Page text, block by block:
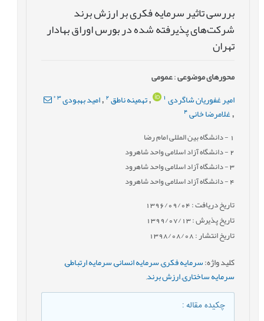
بررسی تاثیر سرمایه فکری بر ارزش برند
شرکت‌های پذیرفته شده در بورس اوراق بهادار
تهران
محورهای موضوعی:عمومى
امیر غفوریان شاگردی
,تهمینه ناطق 2
, امید بهبودی 3
*
غلامرضا خانی 4
- دانشگاه بین المللی امام رضا
2- دانشگاه آزاد اسلامی واحد شاهرود
3- دانشگاه آزاد اسلامی واحد شاهرود
4- دانشگاه آزاد اسلامی واحد شاهرود
تاریخ دریافت : 1396/09/04
تاریخ پذیرش : 1399/07/13
تاریخ انتشار : 1398/08/08
کلید واژه:سرمایه فکری,سرمایه انسانی,سرمایه ارتباطی,
سرمایه ساختاری,ارزش برند,
چکیده مقاله: